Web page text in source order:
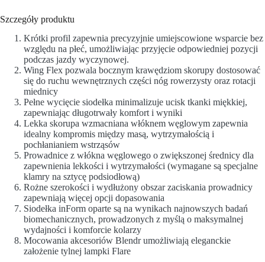
Szczegóły produktu
Krótki profil zapewnia precyzyjnie umiejscowione wsparcie bez
względu na płeć, umożliwiając przyjęcie odpowiedniej pozycji
podczas jazdy wyczynowej.
Wing Flex pozwala bocznym krawędziom skorupy dostosować
się do ruchu wewnętrznych części nóg rowerzysty oraz rotacji
miednicy
Pełne wycięcie siodełka minimalizuje ucisk tkanki miękkiej,
zapewniając długotrwały komfort i wyniki
Lekka skorupa wzmacniana włóknem węglowym zapewnia
idealny kompromis między masą, wytrzymałością i
pochłanianiem wstrząsów
Prowadnice z włókna węglowego o zwiększonej średnicy dla
zapewnienia lekkości i wytrzymałości (wymagane są specjalne
klamry na sztycę podsiodłową)
Rożne szerokości i wydłużony obszar zaciskania prowadnicy
zapewniają więcej opcji dopasowania
Siodełka inForm oparte są na wynikach najnowszych badań
biomechanicznych, prowadzonych z myślą o maksymalnej
wydajności i komforcie kolarzy
Mocowania akcesoriów Blendr umożliwiają eleganckie
założenie tylnej lampki Flare